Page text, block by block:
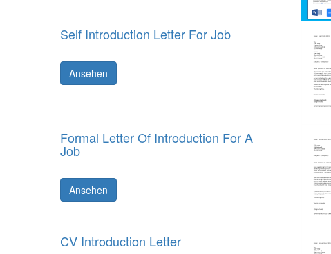
Self Introduction Letter For Job
Ansehen
Formal Letter Of Introduction For A
Job
Ansehen
CV Introduction Letter